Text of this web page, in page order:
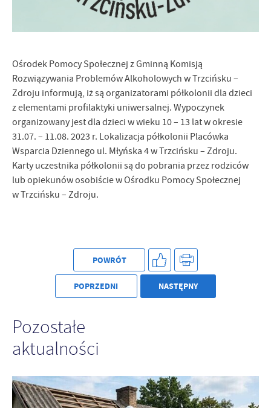
Ośrodek Pomocy Społecznej z Gminną Komisją
Rozwiązywania Problemów Alkoholowych w Trzcińsku –
Zdroju informują, iż są organizatorami półkolonii dla dzieci
z elementami profilaktyki uniwersalnej. Wypoczynek
organizowany jest dla dzieci w wieku 10 – 13 lat w okresie
31.07. – 11.08. 2023 r. Lokalizacja półkolonii Placówka
Wsparcia Dziennego ul. Młyńska 4 w Trzcińsku – Zdroju.
Karty uczestnika półkolonii są do pobrania przez rodziców
lub opiekunów osobiście w Ośrodku Pomocy Społecznej
w Trzcińsku – Zdroju.
POWRÓT
POPRZEDNI NASTĘPNY
Pozostałe
aktualności
Firmy te działają w charakterze pośredników prezentujących nasze
treści w postaci wiadomości, ofert, komunikatów mediów
społecznościowych.